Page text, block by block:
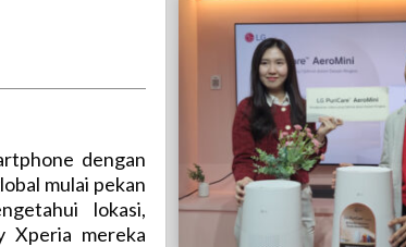
dengan
mulai pekan
lokasi,
Xperia mereka